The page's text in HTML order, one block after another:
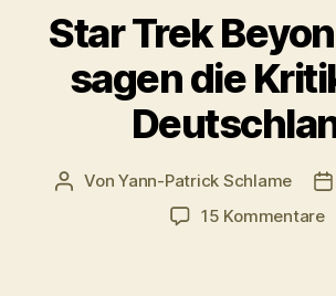
Star Trek
sagen die
Beitragsautor
VonYann-Patrick Schlame
15 Kommentarezu